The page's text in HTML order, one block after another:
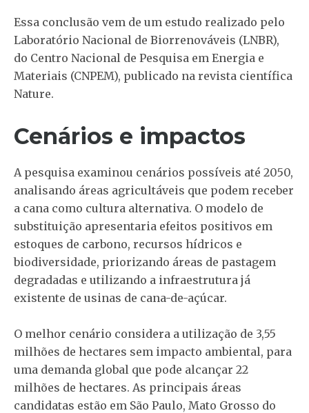
Essa conclusão vem de um estudo realizado pelo
Laboratório Nacional de Biorrenováveis (LNBR),
do Centro Nacional de Pesquisa em Energia e
Materiais (CNPEM), publicado na revista científica
Nature.
Cenários e impactos
A pesquisa examinou cenários possíveis até 2050,
analisando áreas agricultáveis que podem receber
a cana como cultura alternativa. O modelo de
substituição apresentaria efeitos positivos em
estoques de carbono, recursos hídricos e
biodiversidade, priorizando áreas de pastagem
degradadas e utilizando a infraestrutura já
existente de usinas de cana-de-açúcar.
O melhor cenário considera a utilização de 3,55
milhões de hectares sem impacto ambiental, para
uma demanda global que pode alcançar 22
milhões de hectares. As principais áreas
candidatas estão em São Paulo, Mato Grosso do